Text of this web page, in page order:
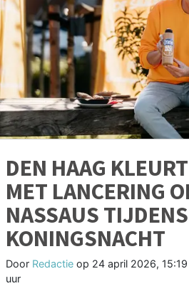
DEN HAAG
MET LANCERING
NASSAUS TIJDENS
KONINGSNACHT
Door Redactie op 24 april 2026, 15:19
uur